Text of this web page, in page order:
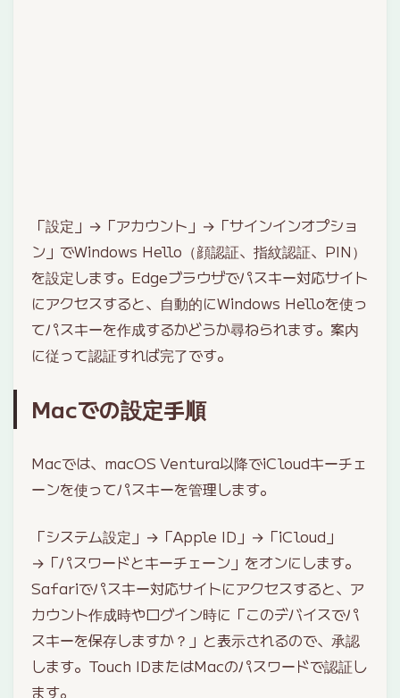
「設定」→「アカウント」→「サインインオプショ
ン」でWindows Hello（顔認証、指紋認証、PIN）
を設定します。Edgeブラウザでパスキー対応サイト
にアクセスすると、自動的にWindows Helloを使っ
てパスキーを作成するかどうか尋ねられます。案内
に従って認証すれば完了です。
Macでの設定手順
Macでは、macOS Ventura以降でiCloudキーチェ
ーンを使ってパスキーを管理します。
「システム設定」→「Apple ID」→「iCloud」
→「パスワードとキーチェーン」をオンにします。
Safariでパスキー対応サイトにアクセスすると、ア
カウント作成時やログイン時に「このデバイスでパ
スキーを保存しますか？」と表示されるので、承認
します。Touch IDまたはMacのパスワードで認証し
ます。